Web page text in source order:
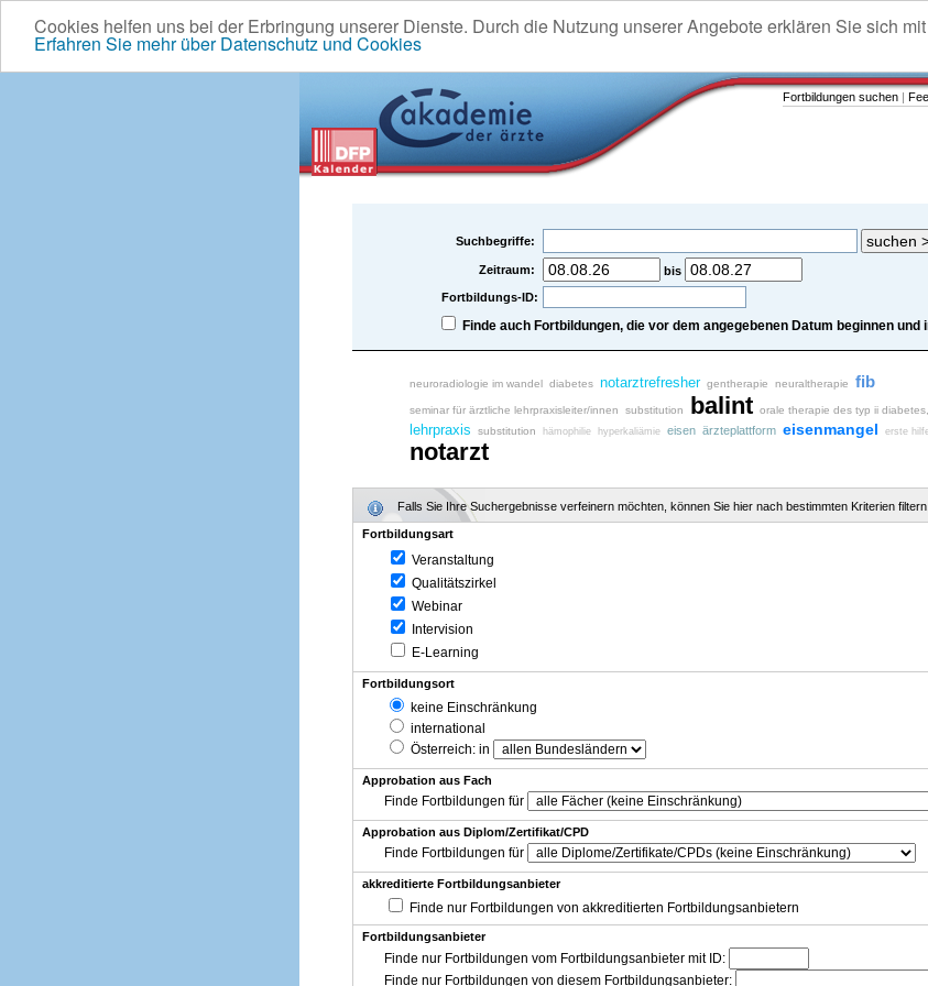
Cookies helfen uns bei der Erbringung unserer Dienste. Durch die Nutzung unserer Angebote erklären Sie sich
Erfahren Sie mehr über Datenschutz und Cookies
Fortbildungen suchen |
Suchbegriffe:
Zeitraum:
bis
Fortbildungs-ID:
Finde auch Fortbildungen, die vor dem angegebenen Datum beginnen und
neuroradiologie im wandel diabetes notarztrefresher gentherapie neuraltherapie fib
seminar für ärztliche lehrpraxisleiter/innen substitution balint orale therapie des typ ii
lehrpraxis substitution hämophilie hyperkaliämie eisen ärzteplattform eisenmangel erste
notarzt
Falls Sie Ihre Suchergebnisse verfeinern möchten, können Sie hier nach bestimmten Kriterien filtern.
Fortbildungsart
Veranstaltung
Qualitätszirkel
Webinar
Intervision
E-Learning
Fortbildungsort
keine Einschränkung
international
Österreich: in
Approbation aus Fach
Finde Fortbildungen für
Approbation aus Diplom/Zertifikat/CPD
Finde Fortbildungen für
akkreditierte Fortbildungsanbieter
Finde nur Fortbildungen von akkreditierten Fortbildungsanbietern
Fortbildungsanbieter
Finde nur Fortbildungen vom Fortbildungsanbieter mit ID:
Finde nur Fortbildungen von diesem Fortbildungsanbieter: